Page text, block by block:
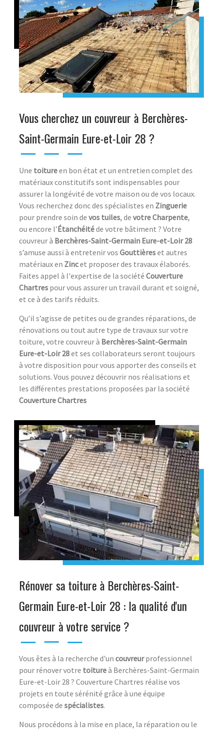
Vous cherchez un couvreur à Berchères-
Saint-Germain Eure-et-Loir 28 ?
Une toitureen bon état et un entretien complet des
matériaux constitutifs sont indispensables pour
assurer la longévité de votre maison ou de vos locaux.
Vous recherchez donc des spécialistes en Zinguerie
pour prendre soin de vos tuiles, de votre Charpente,
ou encore l’Étanchéitéde votre bâtiment ? Votre
couvreur à Berchères-Saint-Germain Eure-et-Loir 28
s’amuse aussi à entretenir vos Gouttièreset autres
matériaux en Zincet proposer des travaux élaborés.
Faites appel à l'expertise de la société Couverture
Chartres pour vous assurer un travail durant et soigné,
et ce à des tarifs réduits.
Qu’il s’agisse de petites ou de grandes réparations, de
rénovations ou tout autre type de travaux sur votre
toiture, votre couvreur à Berchères-Saint-Germain
Eure-et-Loir 28et ses collaborateurs seront toujours
à votre disposition pour vous apporter des conseils et
solutions. Vous pouvez découvrir nos réalisations et
les différentes prestations proposées par la société
Couverture Chartres
Rénover sa toiture à Berchères-Saint-
Germain Eure-et-Loir 28 : la qualité d'un
couvreur à votre service ?
Vous êtes à la recherche d'un couvreurprofessionnel
pour rénover votre toitureà Berchères-Saint-Germain
Eure-et-Loir 28 ? Couverture Chartres réalise vos
projets en toute sérénité grâce à une équipe
composée de spécialistes.
Nous procédons à la mise en place, la réparation ou le